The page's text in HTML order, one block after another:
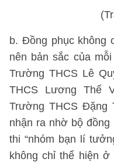
b. Đồng phục không
nên bản sắc của
Trường THCS Lê
THCS Lương Thế
Trường THCS
nhận ra nhờ bộ đồng
thi “nhóm bạn lí
không chỉ thể hiện